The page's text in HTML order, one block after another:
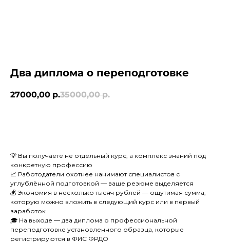
Два диплома о переподготовке
27000,00 р.35000,00 р.
💡 Вы получаете не отдельный курс, а комплекс знаний под
конкретную профессию
📈 Работодатели охотнее нанимают специалистов с
углублённой подготовкой — ваше резюме выделяется
💰 Экономия в несколько тысяч рублей — ощутимая сумма,
которую можно вложить в следующий курс или в первый
заработок
🎓 На выходе — два диплома о профессиональной
переподготовке установленного образца, которые
регистрируются в ФИС ФРДО